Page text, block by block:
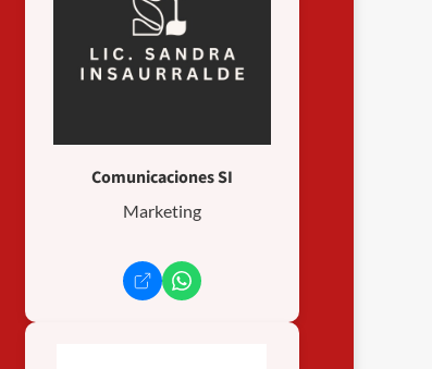
Comunicaciones SI
Marketing